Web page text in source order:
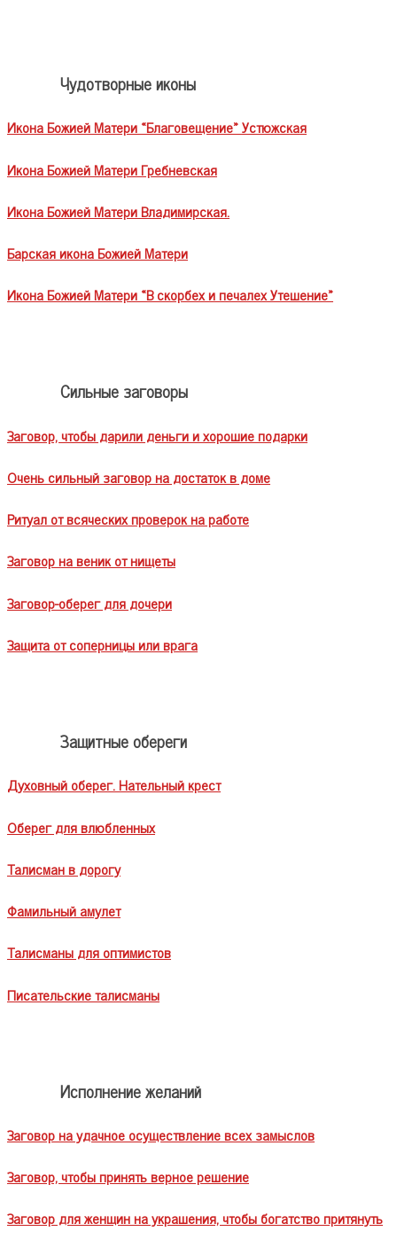
Чудотворные иконы
Икона Божией Матери «Благовещение» Устюжская
Икона Божией Матери Гребневская
Икона Божией Матери Владимирская.
Барская икона Божией Матери
Икона Божией Матери «В скорбех и печалех Утешение»
Сильные заговоры
Заговор, чтобы дарили деньги и хорошие подарки
Очень сильный заговор на достаток в доме
Ритуал от всяческих проверок на работе
Заговор на веник от нищеты
Заговор-оберег для дочери
Защита от соперницы или врага
Защитные обереги
Духовный оберег. Нательный крест
Оберег для влюбленных
Талисман в дорогу
Фамильный амулет
Талисманы для оптимистов
Писательские талисманы
Исполнение желаний
Заговор на удачное осуществление всех замыслов
Заговор, чтобы принять верное решение
Заговор для женщин на украшения, чтобы богатство притянуть